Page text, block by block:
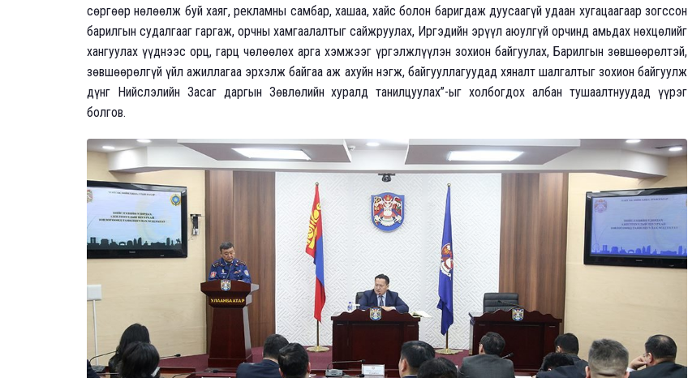
сөргөөр нөлөөлж буй хаяг, рекламны самбар, хашаа, хайс болон баригдаж дуусаагүй удаан хугацаагаар зогссон
барилгын судалгааг гаргаж, орчны хамгаалалтыг сайжруулах, Иргэдийн эрүүл аюулгүй орчинд амьдах нөхцөлийг
хангуулах үүднээс орц, гарц чөлөөлөх арга хэмжээг үргэлжлүүлэн зохион байгуулах, Барилгын зөвшөөрөлтэй,
зөвшөөрөлгүй үйл ажиллагаа эрхэлж байгаа аж ахуйн нэгж, байгууллагуудад хяналт шалгалтыг зохион байгуулж
дүнг Нийслэлийн Засаг даргын Зөвлөлийн хуралд танилцуулах”-ыг холбогдох албан тушаалтнуудад үүрэг
болгов.